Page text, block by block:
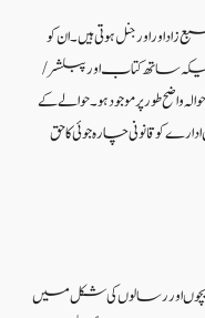
اور اورجنل ہوتی ہیں۔ ان کو
ساتھ کتاب اور پبلشر/
واضح طور پر موجود ہو۔ حوالے کے
کو قانونی چارہ جوئی کا حق
اور رسالوں کی شکل میں